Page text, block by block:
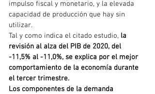
impulso fiscal y monetario, y la elevada
capacidad de producción que hay sin
utilizar.
Tal y como indica el citado estudio, la
revisión al alza del PIB de 2020, del
-11,5% al -11,0%, se explica por el mejor
comportamiento de la economía durante
el tercer trimestre.
Los componentes de la demanda